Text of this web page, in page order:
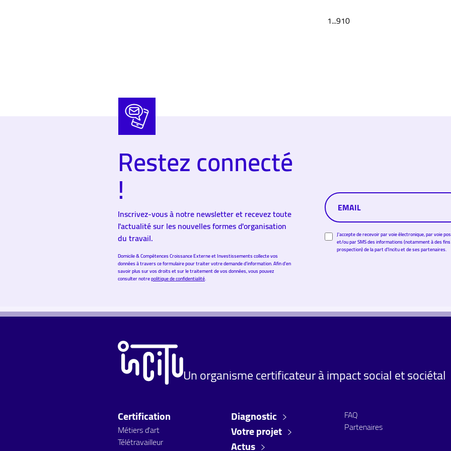
1...910
Restez connecté
!
Inscrivez-vous à notre newsletter et recevez toute
l'actualité sur les nouvelles formes d'organisation
du travail.
Domicile & Compétences Croissance Externe et Investissements collecte vos
données à travers ce formulaire pour traiter votre demande d’information. Afin d'en
savoir plus sur vos droits et sur le traitement de vos données, vous pouvez
consulter notrepolitique de confidentialité.
J'accepte de recevoir par voie électronique, par voie
et/ou par SMS des informations (notamment à des
prospection) de la part d'Incitu et de ses partenaires.
Un organisme certificateur à impact social et sociétal
Certification
Métiers d'art
Télétravailleur
Diagnostic
Votre projet
Actus
FAQ
Partenaires